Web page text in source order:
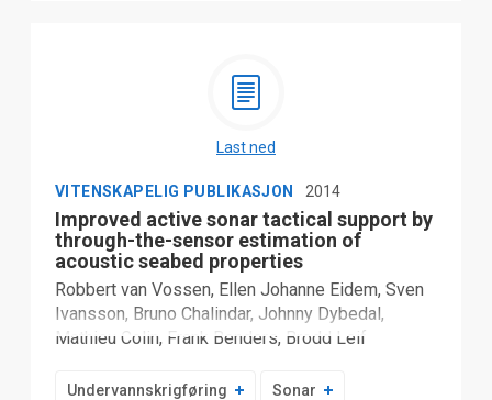
Last ned
VITENSKAPELIG PUBLIKASJON 2014
Improved active sonar tactical support by
through-the-sensor estimation of
acoustic seabed properties
Robbert van Vossen, Ellen Johanne Eidem, Sven
Ivansson, Bruno Chalindar, Johnny Dybedal,
Mathieu Colin, Frank Benders, Brodd Leif
Kyrre Olsen, Jörgen Pihl, Elling Tveit, Stephane
Undervannskrigføring Sonar